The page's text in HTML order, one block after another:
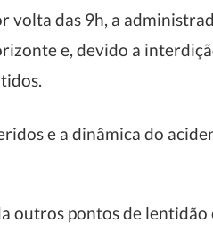
volta das 9h, a
e, devido a
e a dinâmica do
outros pontos de